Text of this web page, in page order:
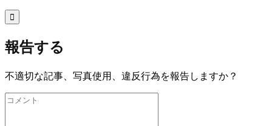

報告する
不適切な記事、写真使用、違反行為を報告しますか？